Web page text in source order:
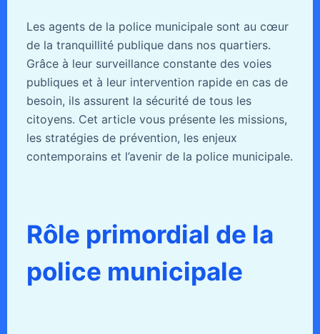
Les agents de la police municipale sont au cœur
de la tranquillité publique dans nos quartiers.
Grâce à leur surveillance constante des voies
publiques et à leur intervention rapide en cas de
besoin, ils assurent la sécurité de tous les
citoyens. Cet article vous présente les missions,
les stratégies de prévention, les enjeux
contemporains et l’avenir de la police municipale.
Rôle primordial de la
police municipale